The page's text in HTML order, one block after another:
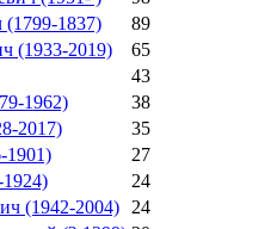
1837)
89
(1933-2019)
65
43
1962)
38
2017)
35
1901)
27
24
(1942-2004)
24